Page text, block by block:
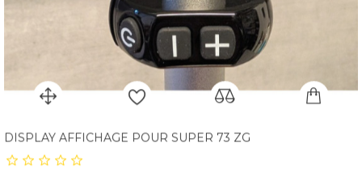
DISPLAY AFFICHAGE POUR SUPER 73 ZG